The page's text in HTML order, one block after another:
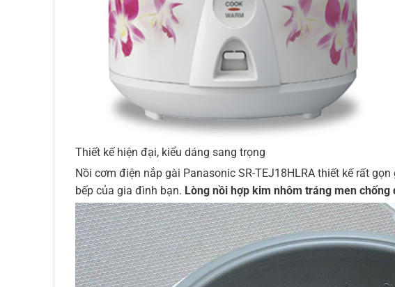
Thiết kế hiện đại, kiểu dáng sang trọng
Nồi cơm điện nắp gài Panasonic SR-TEJ18HLRA thiết kế rất
bếp của gia đình bạn. Lòng nồi hợp kim nhôm tráng men chống